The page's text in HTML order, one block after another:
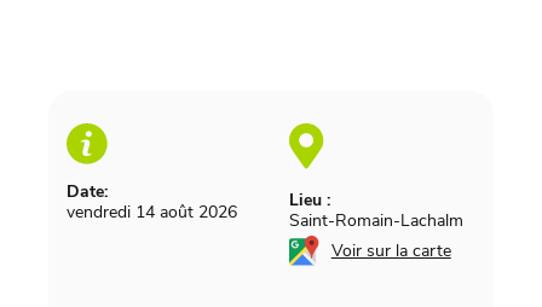
Date:
vendredi 14 août 2026
Lieu :
Saint-Romain-Lachalm
Voir sur la carte